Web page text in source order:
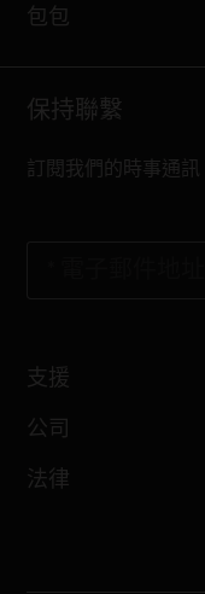
包包
保持聯繫
訂閱我們的時事通
支援
公司
法律